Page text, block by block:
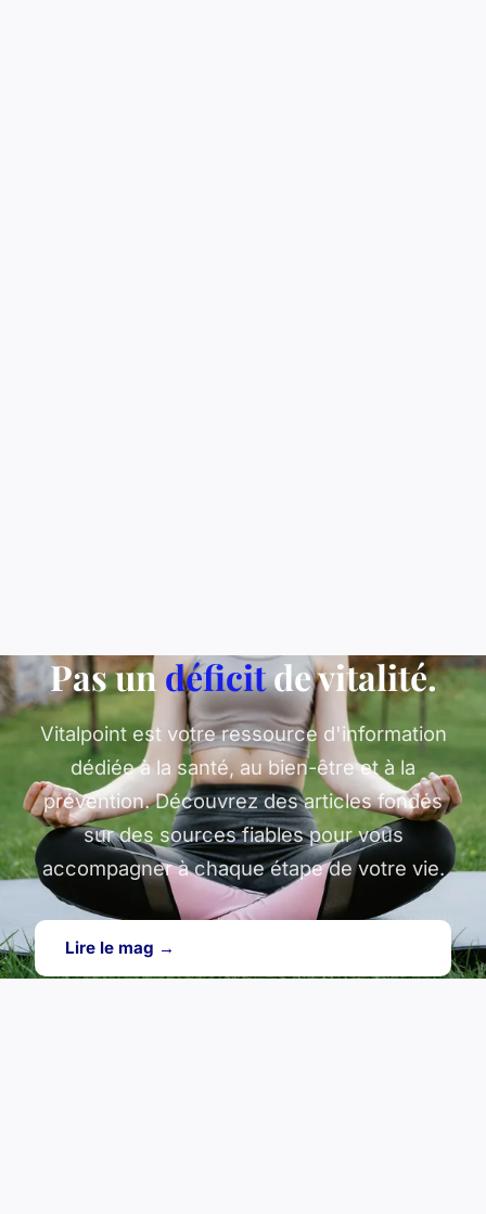
Pas un déficitde vitalité.
Vitalpoint est votre ressource d'information
dédiée à la santé, au bien-être et à la
prévention. Découvrez des articles fondés
sur des sources fiables pour vous
accompagner à chaque étape de votre vie.
Lire le mag →